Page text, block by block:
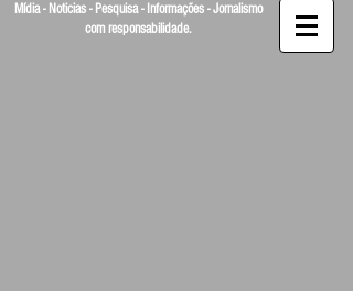
Mídia - Noticias - Pesquisa - Informações - Jornalismo
com responsabilidade.